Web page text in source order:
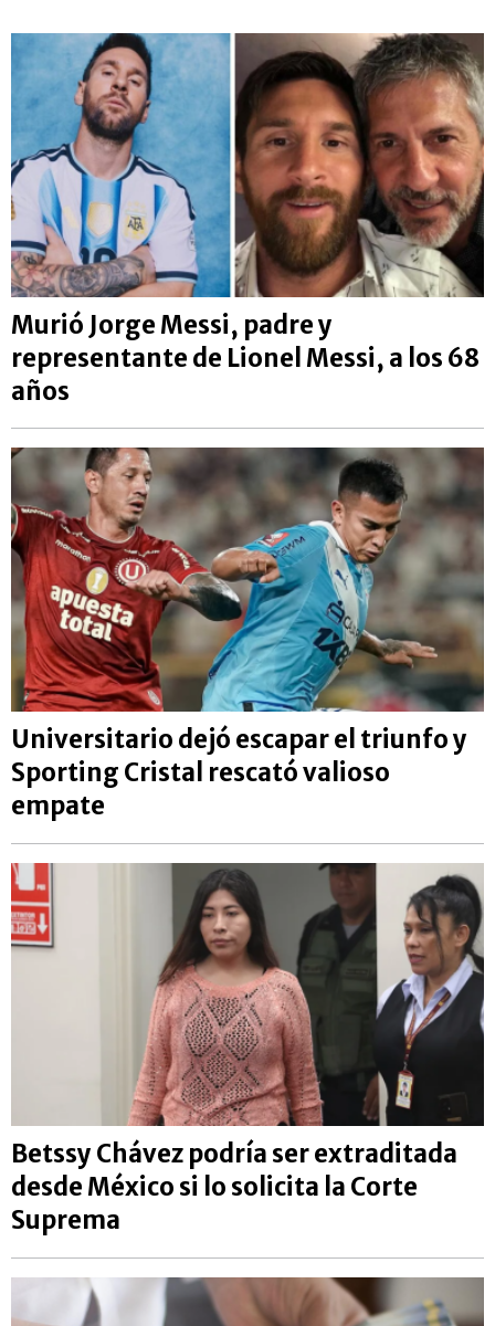
Murió Jorge Messi, padre y
representante de Lionel Messi, a los 68
años
Universitario dejó escapar el triunfo y
Sporting Cristal rescató valioso
empate
Betssy Chávez podría ser extraditada
desde México si lo solicita la Corte
Suprema